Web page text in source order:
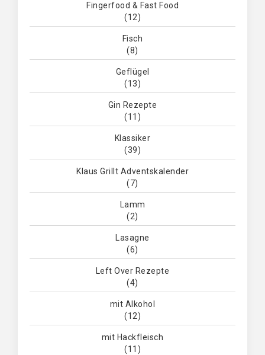
Fingerfood & Fast Food
(12)
Fisch
(8)
Geflügel
(13)
Gin Rezepte
(11)
Klassiker
(39)
Klaus Grillt Adventskalender
(7)
Lamm
(2)
Lasagne
(6)
Left Over Rezepte
(4)
mit Alkohol
(12)
mit Hackfleisch
(11)